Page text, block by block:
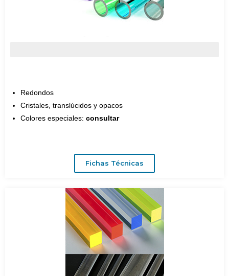
Redondos
Cristales, translúcidos y opacos
Colores especiales: consultar
Fichas Técnicas